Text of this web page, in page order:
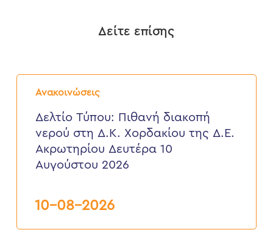
Δείτε επίσης
Ανακοινώσεις
Δελτίο
Τύπου:
διακοπή
νερού
Χορδακίου
Δευτέρα
2026
Δελτίο Τύπου: Πιθανή διακοπή
νερού στη Δ.Κ. Χορδακίου της Δ.Ε.
Ακρωτηρίου Δευτέρα 10
Αυγούστου 2026
10-08-2026